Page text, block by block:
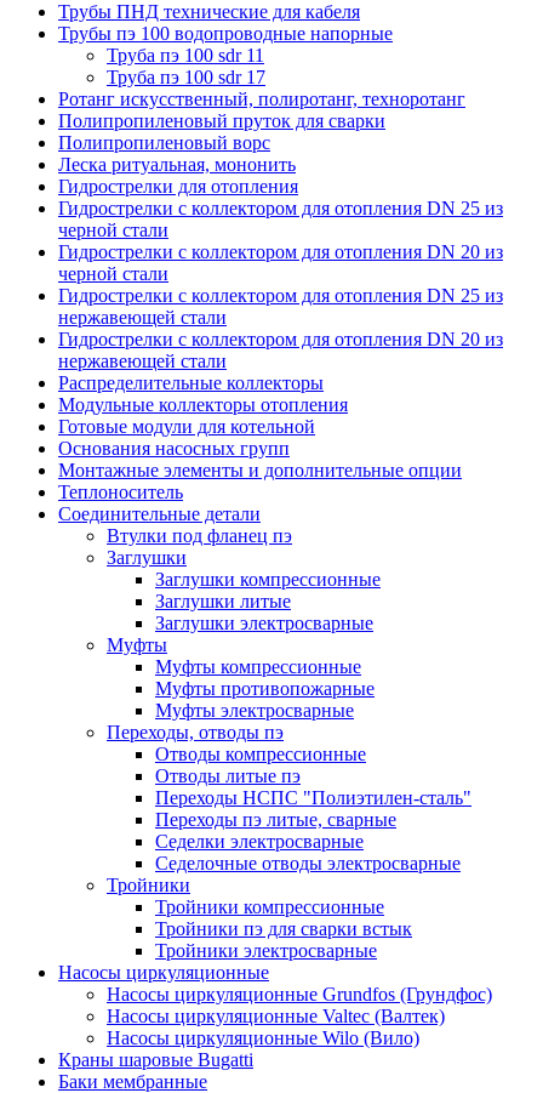
Трубы ПНД технические для кабеля
Трубы пэ 100 водопроводные напорные
Труба пэ 100 sdr 11
Труба пэ 100 sdr 17
Ротанг искусственный, полиротанг, техноротанг
Полипропиленовый пруток для сварки
Полипропиленовый ворс
Леска ритуальная, мононить
Гидрострелки для отопления
Гидрострелки с коллектором для отопления DN 25 из
черной стали
Гидрострелки с коллектором для отопления DN 20 из
черной стали
Гидрострелки с коллектором для отопления DN 25 из
нержавеющей стали
Гидрострелки с коллектором для отопления DN 20 из
нержавеющей стали
Распределительные коллекторы
Модульные коллекторы отопления
Готовые модули для котельной
Основания насосных групп
Монтажные элементы и дополнительные опции
Теплоноситель
Соединительные детали
Втулки под фланец пэ
Заглушки
Заглушки компрессионные
Заглушки литые
Заглушки электросварные
Муфты
Муфты компрессионные
Муфты противопожарные
Муфты электросварные
Переходы, отводы пэ
Отводы компрессионные
Отводы литые пэ
Переходы НСПС "Полиэтилен-сталь"
Переходы пэ литые, сварные
Седелки электросварные
Седелочные отводы электросварные
Тройники
Тройники компрессионные
Тройники пэ для сварки встык
Тройники электросварные
Насосы циркуляционные
Насосы циркуляционные Grundfos (Грундфос)
Насосы циркуляционные Valtec (Валтек)
Насосы циркуляционные Wilo (Вило)
Краны шаровые Bugatti
Баки мембранные